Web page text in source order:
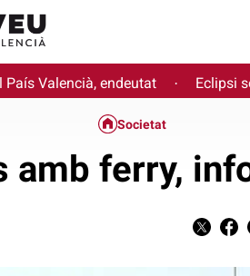
País Valencià, endeutat · Eclipsi
Societat
amb ferry,